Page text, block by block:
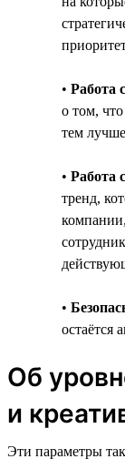
• Работа
о том,
тем
• Работа
тренд,
•
остаётся
Об
и
Эти параметры